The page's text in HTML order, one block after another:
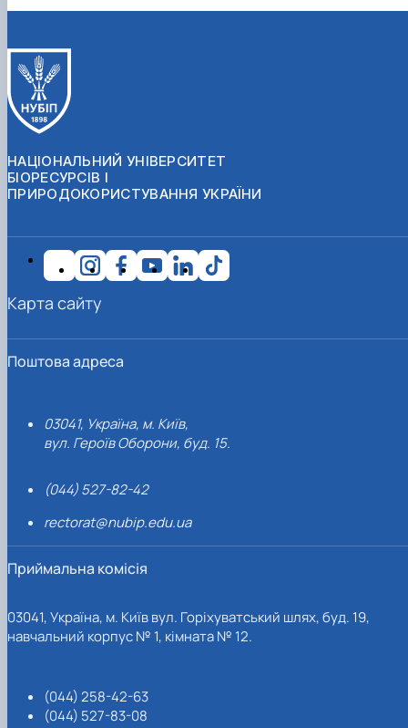
НАЦІОНАЛЬНИЙ УНІВЕРСИТЕТ
БІОРЕСУРСІВ І
ПРИРОДОКОРИСТУВАННЯ УКРАЇНИ
Поштова адреса
03041, Україна, м. Київ,
вул. Героїв Оборони, буд. 15.
(044) 527-82-42
rectorat@nubip.edu.ua
Приймальна комісія
03041, Україна, м. Київ вул. Горіхуватський шлях, буд. 19,
навчальний корпус № 1, кімната № 12.
(044) 258-42-63
(044) 527-83-08
Карта сайту